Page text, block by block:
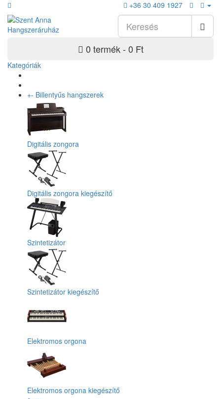
+36 30 409 1927
0 termék - 0 Ft
Kategóriák
+- Billentyűs hangszerek
Digitális zongora
Digitális zongora kiegészítő
Szintetizátor
Szintetizátor kiegészítő
Elektromos orgona
Elektromos orgona kiegészítő